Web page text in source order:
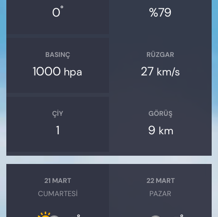
0° %79
BASINÇ
1000 hpa
RÜZGAR
27 km/s
ÇIY
1
GÖRÜŞ
9 km
21 MART
CUMARTESI
22 MART
PAZAR